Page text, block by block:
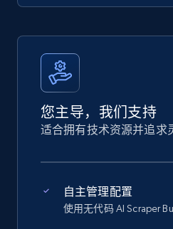
您主导，我们支持
适合拥有技术资源并追求
自主管理配置
使用无代码 AI Scraper